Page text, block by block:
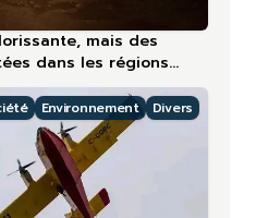
mais des
dans les régions
Environnement Divers